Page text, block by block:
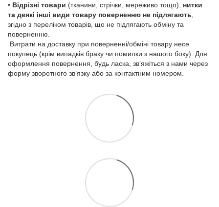
• Відрізні товари (тканини, стрічки, мереживо тощо), нитки
та деякі інші види товару поверненню не підлягають
згідно з переліком товарів, що не підлягають обміну та
поверненню.
Витрати на доставку при поверненні/обміні товару несе
покупець (крім випадків браку чи помилки з нашого боку). Для
оформлення повернення, будь ласка, зв’яжіться з нами через
форму зворотного зв’язку або за контактним номером.